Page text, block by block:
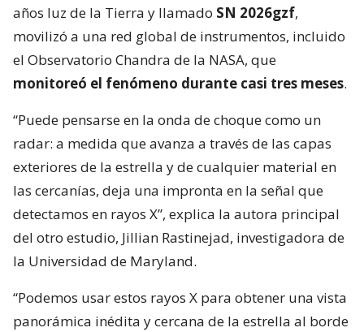
años luz de la Tierra y llamado SN 2026gzf,
movilizó a una red global de instrumentos, incluido
el Observatorio Chandra de la NASA, que
monitoreó el fenómeno durante casi tres meses.
“Puede pensarse en la onda de choque como un
radar: a medida que avanza a través de las capas
exteriores de la estrella y de cualquier material en
las cercanías, deja una impronta en la señal que
detectamos en rayos X”, explica la autora principal
del otro estudio, Jillian Rastinejad, investigadora de
la Universidad de Maryland.
“Podemos usar estos rayos X para obtener una vista
panorámica inédita y cercana de la estrella al borde